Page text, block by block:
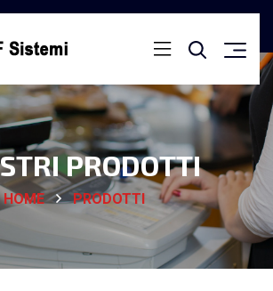
PRODOTTI
HOME PRODOTTI